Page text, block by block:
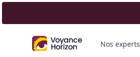
Nos experts